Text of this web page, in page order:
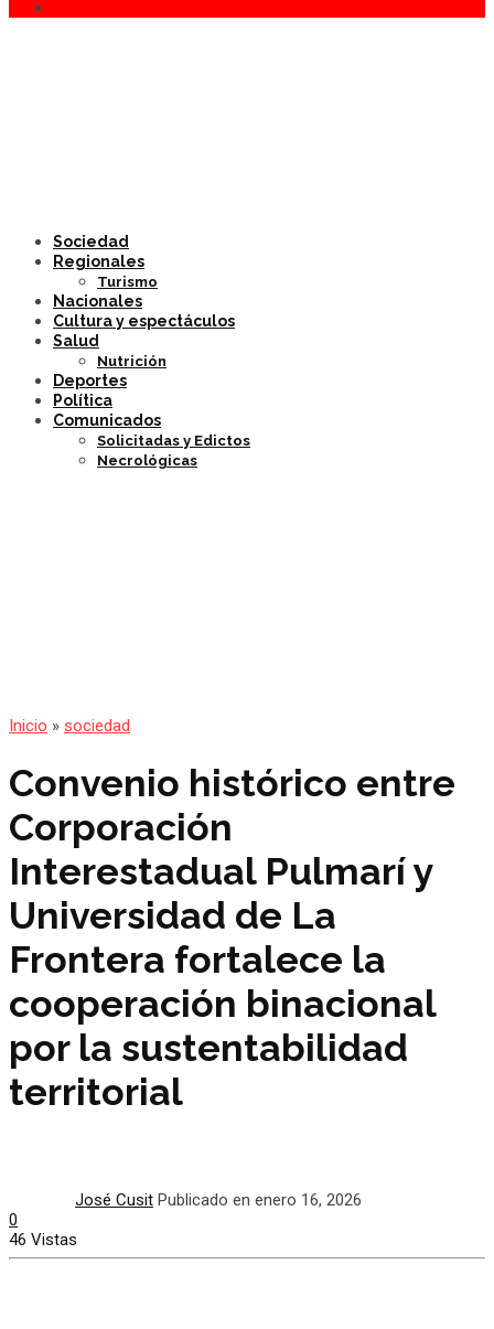
Sociedad
Regionales
Turismo
Nacionales
Cultura y espectáculos
Salud
Nutrición
Deportes
Política
Comunicados
Solicitadas y Edictos
Necrológicas
Inicio » sociedad
Convenio histórico entre
Corporación
Interestadual Pulmarí y
Universidad de La
Frontera fortalece la
cooperación binacional
por la sustentabilidad
territorial
José Cusit Publicado en enero 16, 2026
0
46 Vistas